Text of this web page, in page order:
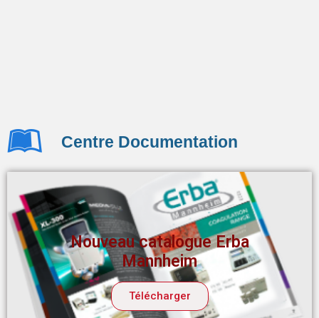
Centre Documentation
Nouveau catalogue Erba
Mannheim
Télécharger